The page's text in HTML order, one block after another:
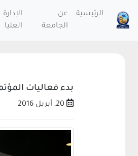
الرئيسية
عن
الجامعة
الإدارة
العليا
بدء فعاليات